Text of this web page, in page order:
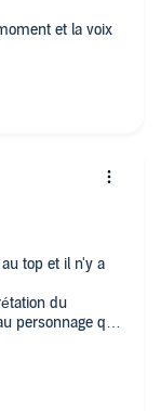
et la voix
top et il n'y a
du
personnage que
tous débile
de